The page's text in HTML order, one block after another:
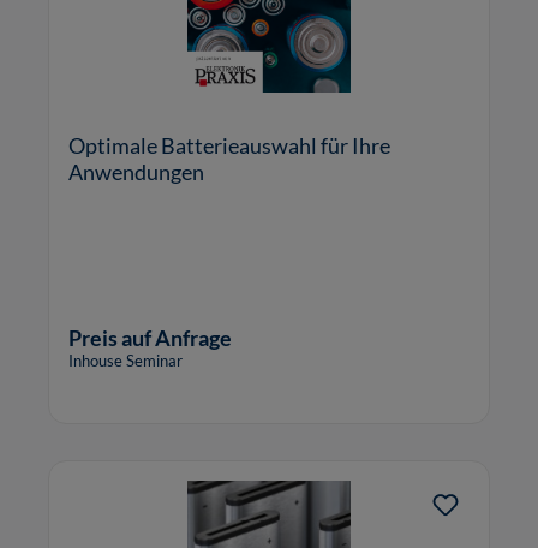
Optimale Batterieauswahl für Ihre
Anwendungen
Preis auf Anfrage
Inhouse Seminar